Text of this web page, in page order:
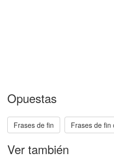
Opuestas
Frases de fin Frases de fin
Ver también